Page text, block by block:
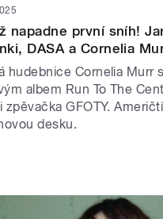
napadne první sníh!
DASA a Cornelia
hudebnice Cornelia Murr
albem Run To The
zpěvačka GFOTY.
desku.